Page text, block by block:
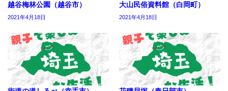
越谷梅林公園（越谷市）
2021年4月18日
大山民俗資料館（白岡町）
2021年4月18日